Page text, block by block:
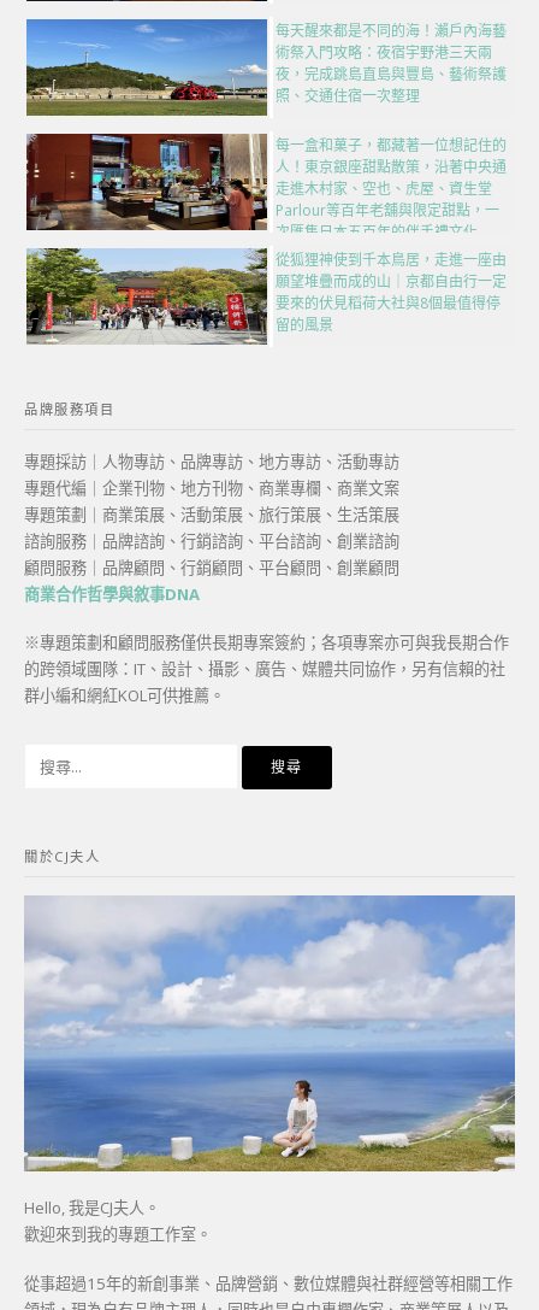
每天醒來都是不同的海！瀨戶內海藝
術祭入門攻略：夜宿宇野港三天兩
夜，完成跳島直島與豐島、藝術祭護
照、交通住宿一次整理
每一盒和菓子，都藏著一位想記住的
人！東京銀座甜點散策，沿著中央通
走進木村家、空也、虎屋、資生堂
Parlour等百年老舖與限定甜點，一
次匯集日本五百年的伴手禮文化
從狐狸神使到千本鳥居，走進一座由
願望堆疊而成的山｜京都自由行一定
要來的伏見稻荷大社與8個最值得停
留的風景
品牌服務項目
專題採訪｜人物專訪、品牌專訪、地方專訪、活動專訪
專題代編｜企業刊物、地方刊物、商業專欄、商業文案
專題策劃｜商業策展、活動策展、旅行策展、生活策展
諮詢服務｜品牌諮詢、行銷諮詢、平台諮詢、創業諮詢
顧問服務｜品牌顧問、行銷顧問、平台顧問、創業顧問
商業合作哲學與敘事DNA
※專題策劃和顧問服務僅供長期專案簽約；各項專案亦可與我長期合作
的跨領域團隊：IT、設計、攝影、廣告、媒體共同協作，另有信賴的社
群小編和網紅KOL可供推薦。
字:
關於CJ夫人
Hello, 我是CJ夫人。
歡迎來到我的專題工作室。
從事超過15年的新創事業、品牌營銷、數位媒體與社群經營等相關工作